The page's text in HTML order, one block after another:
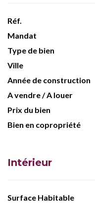
Réf.
Mandat
Type de bien
Ville
Année de construction
A vendre / A louer
Prix du bien
Bien en copropriété
Intérieur
Surface Habitable